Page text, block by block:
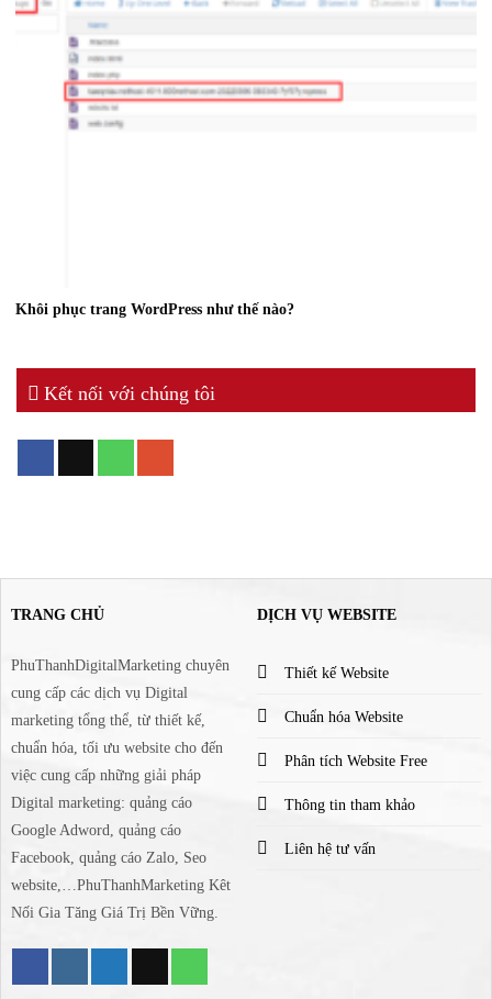
Khôi phục trang WordPress như thế nào?
Kết nối với chúng tôi
TRANG CHỦ
PhuThanhDigitalMarketing chuyên
cung cấp các dịch vụ Digital
marketing tổng thể, từ thiết kế,
chuẩn hóa, tối ưu website cho đến
việc cung cấp những giải pháp
Digital marketing: quảng cáo
Google Adword, quảng cáo
Facebook, quảng cáo Zalo, Seo
website,…PhuThanhMarketing Kêt
Nối Gia Tăng Giá Trị Bền Vững.
DỊCH VỤ WEBSITE
Thiết kế Website
Chuẩn hóa Website
Phân tích Website Free
Thông tin tham khảo
Liên hệ tư vấn